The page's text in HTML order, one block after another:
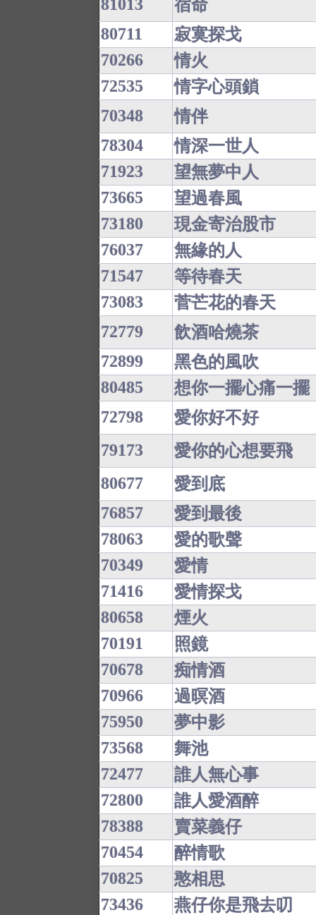
81013
宿命
80711
寂寞探戈
70266
情火
72535
情字心頭鎖
70348
情伴
78304
情深一世人
71923
望無夢中人
73665
望過春風
73180
現金寄治股市
76037
無緣的人
71547
等待春天
73083
菅芒花的春天
72779
飲酒哈燒茶
72899
黑色的風吹
80485
想你一擺心痛一擺
72798
愛你好不好
79173
愛你的心想要飛
80677
愛到底
76857
愛到最後
78063
愛的歌聲
70349
愛情
71416
愛情探戈
80658
煙火
70191
照鏡
70678
痴情酒
70966
過暝酒
75950
夢中影
73568
舞池
72477
誰人無心事
72800
誰人愛酒醉
78388
賣菜義仔
70454
醉情歌
70825
憨相思
73436
燕仔你是飛去叨